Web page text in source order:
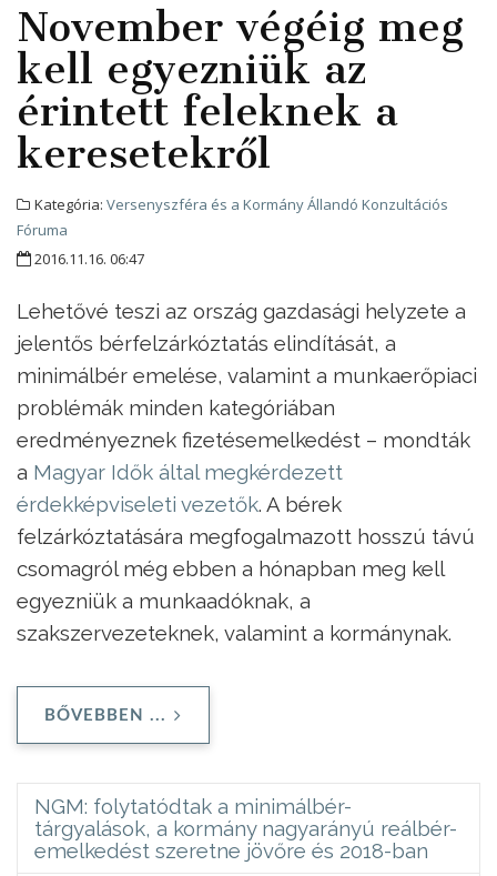
November végéig meg
kell egyezniük az
érintett feleknek a
keresetekről
Kategória: Versenyszféra és a Kormány Állandó Konzultációs
Fóruma
2016.11.16. 06:47
Lehetővé teszi az ország gazdasági helyzete a
jelentős bérfelzárkóztatás elindítását, a
minimálbér emelése, valamint a munkaerőpia­ci
problémák minden kategóriában
eredményeznek fizetésemelkedést – mondták
a Magyar Idők által megkérdezett
érdekképviseleti vezetők. A bérek
felzárkóztatására megfogalmazott hosszú távú
csomagról még ebben a hónapban meg kell
egyezniük a munkaadóknak, a
szakszervezeteknek, valamint a kormánynak.
BŐVEBBEN ...
NGM: folytatódtak a minimálbér-
tárgyalások, a kormány nagyarányú reálbér-
emelkedést szeretne jövőre és 2018-ban